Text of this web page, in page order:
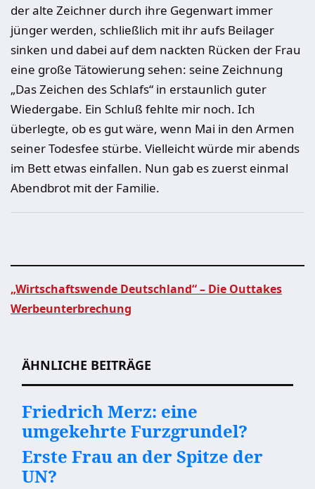
der alte Zeichner durch ihre Gegenwart immer
jünger werden, schließlich mit ihr aufs Beilager
sinken und dabei auf dem nackten Rücken der Frau
eine große Tätowierung sehen: seine Zeichnung
„Das Zeichen des Schlafs“ in erstaunlich guter
Wiedergabe. Ein Schluß fehlte mir noch. Ich
überlegte, ob es gut wäre, wenn Mai in den Armen
seiner Todesfee stürbe. Vielleicht würde mir abends
im Bett etwas einfallen. Nun gab es zuerst einmal
Abendbrot mit der Familie.
„Wirtschaftswende Deutschland“ – Die Outtakes
Werbeunterbrechung
ÄHNLICHE BEITRÄGE
Friedrich Merz: eine
umgekehrte Furzgrundel?
Erste Frau an der Spitze der
UN?